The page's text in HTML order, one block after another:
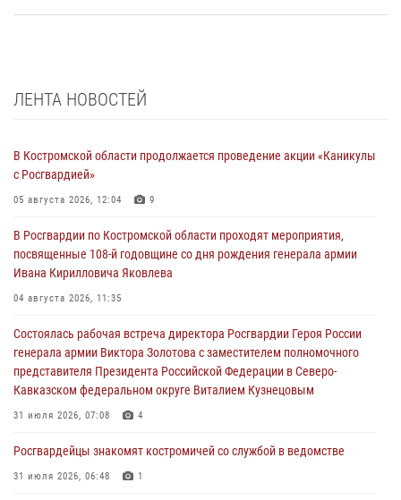
ЛЕНТА НОВОСТЕЙ
В Костромской области продолжается проведение акции «Каникулы
с Росгвардией»
05 августа 2026, 12:04 9
В Росгвардии по Костромской области проходят мероприятия,
посвященные 108-й годовщине со дня рождения генерала армии
Ивана Кирилловича Яковлева
04 августа 2026, 11:35
Состоялась рабочая встреча директора Росгвардии Героя России
генерала армии Виктора Золотова с заместителем полномочного
представителя Президента Российской Федерации в Северо-
Кавказском федеральном округе Виталием Кузнецовым
31 июля 2026, 07:08 4
Росгвардейцы знакомят костромичей со службой в ведомстве
31 июля 2026, 06:48 1